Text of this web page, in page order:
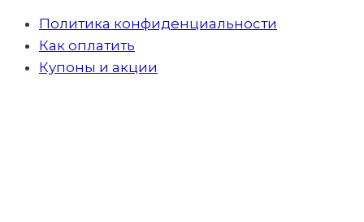
Политика конфиденциальности
Как оплатить
Купоны и акции